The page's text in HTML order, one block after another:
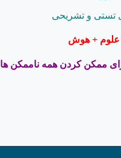
تستی و تشریحی
علوم + هوش
ممکن کردن همه ناممکن ها